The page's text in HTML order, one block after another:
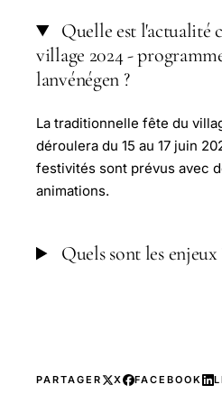
Quelle est l'actualité
village 2024 -
lanvénégen ?
La traditionnelle fête du
déroulera du 15 au 17 juin
festivités sont prévus avec
animations.
Quels sont les enjeux
PARTAGER X FACEBOOK